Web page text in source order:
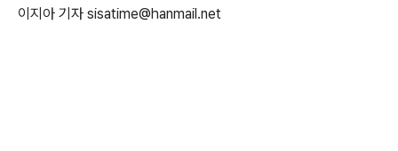
이지아 기자 sisatime@hanmail.net